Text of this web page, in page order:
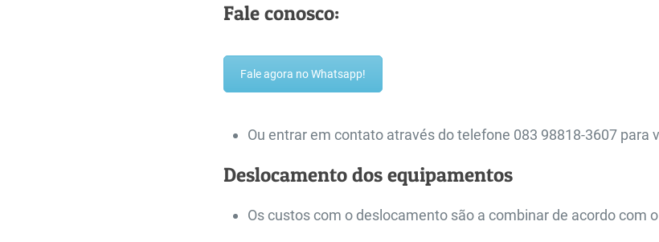
Fale conosco:
Fale agora no Whatsapp!
Ou entrar em contato através do telefone 083 98818-3607 para
Deslocamento dos equipamentos
Os custos com o deslocamento são a combinar de acordo com